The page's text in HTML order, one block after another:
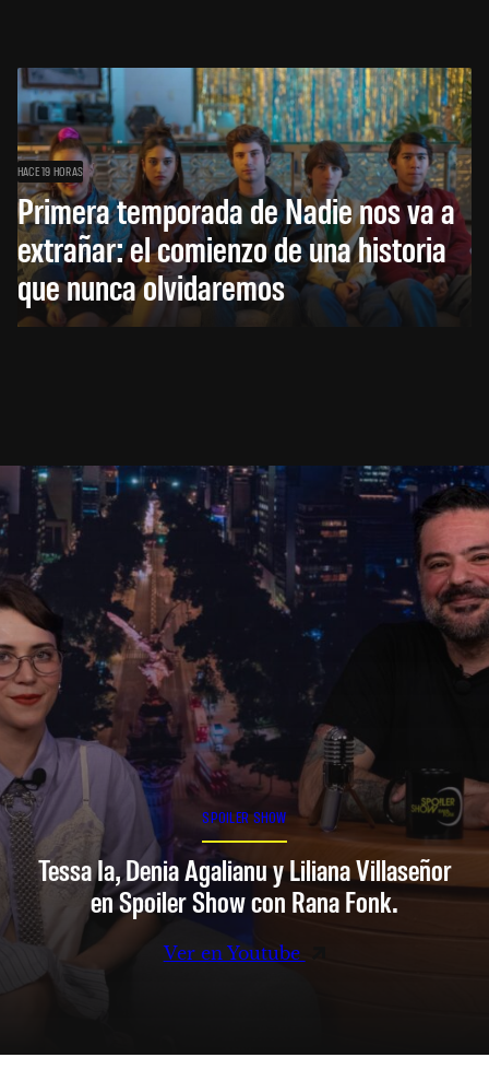
HACE 19 HORAS
Primera temporada de Nadie nos va a
extrañar: el comienzo de una historia
que nunca olvidaremos
SPOILER SHOW
Tessa Ia, Denia Agalianu y Liliana Villaseñor
en Spoiler Show con Rana Fonk.
Ver en Youtube